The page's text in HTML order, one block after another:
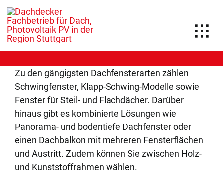
Zum
Inhalt
springen
Jobs
News-Blog
Unternehmen
Kontakt
Zu den gängigsten Dachfensterarten zählen
Schwingfenster, Klapp-Schwing-Modelle sowie
Fenster für Steil- und Flachdächer. Darüber
hinaus gibt es kombinierte Lösungen wie
Panorama- und bodentiefe Dachfenster oder
einen Dachbalkon mit mehreren Fensterflächen
und Austritt. Zudem können Sie zwischen Holz-
und Kunststoffrahmen wählen.